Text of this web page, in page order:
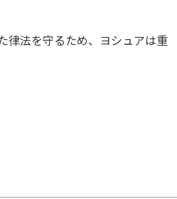
律法を守るため、ヨシュアは重